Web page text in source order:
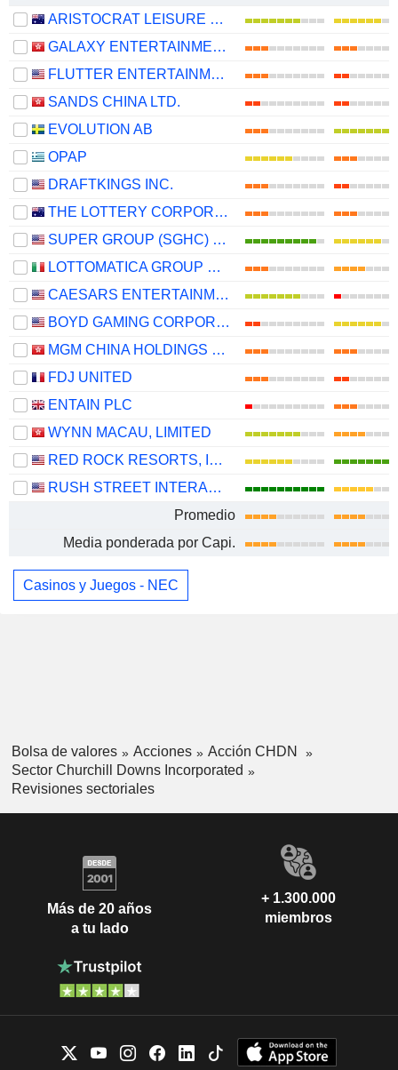
ARISTOCRAT LEISURE LIMITED
GALAXY ENTERTAINMENT GROUP LIMITED
FLUTTER ENTERTAINMENT PLC
SANDS CHINA LTD.
EVOLUTION AB
OPAP
DRAFTKINGS INC.
THE LOTTERY CORPORATION LIMITED
SUPER GROUP (SGHC) LIMITED
LOTTOMATICA GROUP S.P.A.
CAESARS ENTERTAINMENT, INC.
BOYD GAMING CORPORATION
MGM CHINA HOLDINGS LIMITED
FDJ UNITED
ENTAIN PLC
WYNN MACAU, LIMITED
RED ROCK RESORTS, INC.
RUSH STREET INTERACTIVE, INC.
Promedio
Media ponderada por Capi.
Casinos y Juegos - NEC
Bolsa de valores Acciones
Acción CHDN
Sector Churchill Downs Incorporated
Revisiones sectoriales
Más de 20 años
a tu lado
+ 1.300.000
miembros